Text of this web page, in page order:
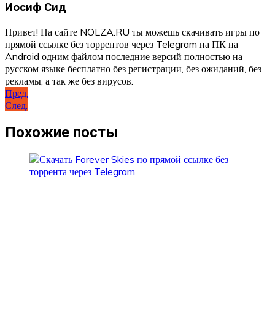
Иосиф Сид
Привет! На сайте NOLZA.RU ты можешь скачивать игры по
прямой ссылке без торрентов через Telegram на ПК на
Android одним файлом последние версий полностью на
русском языке бесплатно без регистрации, без ожиданий, без
рекламы, а так же без вирусов.
Навигация
по
записям
Пред.
След.
Похожие посты